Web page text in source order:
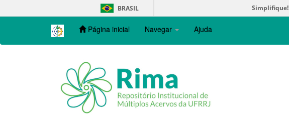
navigation
BRASIL Simplifique!
Página inicial Navegar Ajuda